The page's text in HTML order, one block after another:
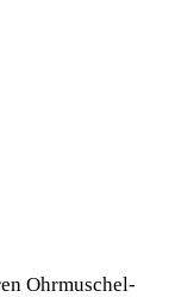
Ohrmuschel-